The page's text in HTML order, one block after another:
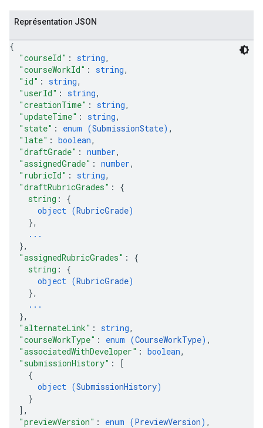
Représentation JSON
{
"courseId" : string,
"courseWorkId" : string,
"id" : string,
"userId" : string,
"creationTime" : string,
"updateTime" : string,
"state" : enum (SubmissionState) ,
"late" : boolean,
"draftGrade" : number,
"assignedGrade" : number,
"rubricId" : string,
"draftRubricGrades" : {
string : {
object (RubricGrade)
},
...
},
"assignedRubricGrades" : {
string : {
object (RubricGrade)
},
...
},
"alternateLink" : string,
"courseWorkType" : enum (CourseWorkType) ,
"associatedWithDeveloper" : boolean,
"submissionHistory" :
[
{
object (SubmissionHistory)
}
] ,
"previewVersion" : enum (PreviewVersion) ,